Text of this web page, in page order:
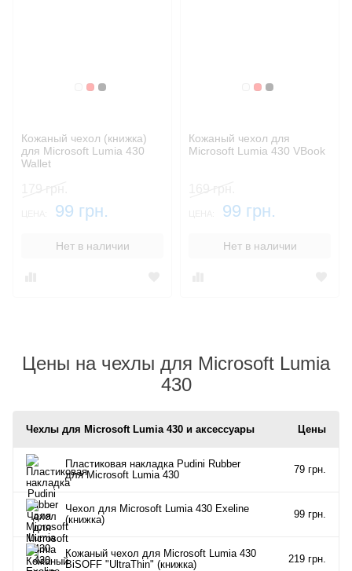
Белый
Красный
Черный
Кожаный чехол (книжка)
для Microsoft Lumia 430
Wallet
99 грн.
Нет в наличии
Белый
Красный
Черный
Кожаный чехол для
Microsoft Lumia 430 VBook
99 грн.
Нет в наличии
Цены на чехлы для Microsoft Lumia
430
Чехлы для Microsoft Lumia 430 и аксессуары Цены
Пластиковая накладка Pudini Rubber
для Microsoft Lumia 430
79 грн.
Чехол для Microsoft Lumia 430 Exeline
(книжка)
99 грн.
Кожаный чехол для Microsoft Lumia 430
BiSOFF "UltraThin" (книжка)
219 грн.